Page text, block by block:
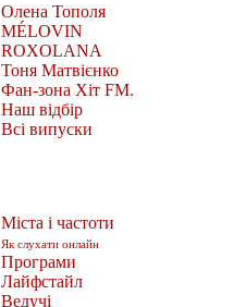
Олена Тополя
MÉLOVIN
ROXOLANA
Тоня Матвієнко
Фан-зона Хіт FM.
Наш відбір
Всі випуски
Міста і частоти
Як слухати онлайн
Програми
Лайфстайл
Ведучі